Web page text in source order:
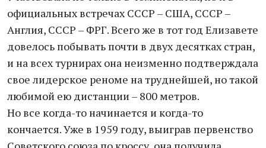
официальных встречах СССР – США, СССР –
Англия, СССР – ФРГ. Всего же в тот год Елизавете
довелось побывать почти в двух десятках стран,
и на всех турнирах она неизменно подтверждала
свое лидерское реноме на труднейшей, но такой
любимой ею дистанции – 800 метров.
Но все когда-то начинается и когда-то
кончается. Уже в 1959 году, выиграв первенство